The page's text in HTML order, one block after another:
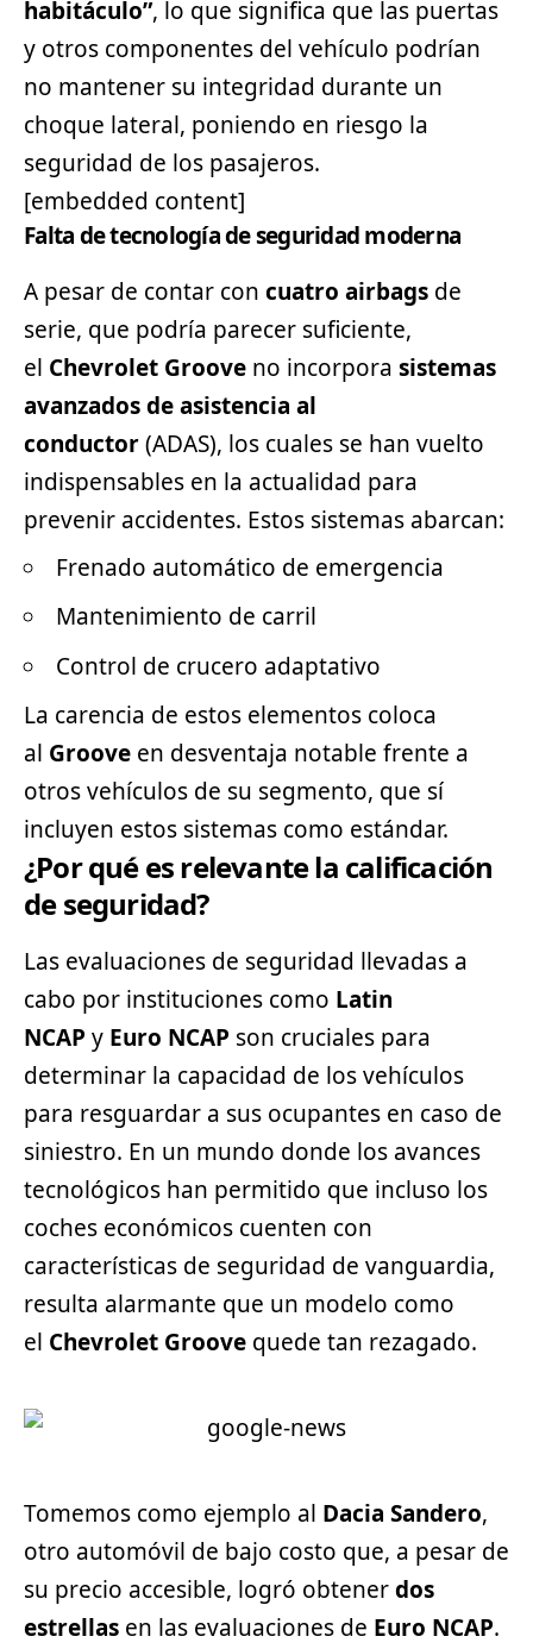
habitáculo”, lo que significa que las puertas
y otros componentes del vehículo podrían
no mantener su integridad durante un
choque lateral, poniendo en riesgo la
seguridad de los pasajeros.
[embedded content]
Falta de tecnología de seguridad moderna
A pesar de contar con cuatro airbags de
serie, que podría parecer suficiente,
el Chevrolet Groove no incorpora sistemas
avanzados de asistencia al
conductor(ADAS), los cuales se han vuelto
indispensables en la actualidad para
prevenir accidentes. Estos sistemas abarcan:
Frenado automático de emergencia
Mantenimiento de carril
Control de crucero adaptativo
La carencia de estos elementos coloca
al Groove en desventaja notable frente a
otros vehículos de su segmento, que sí
incluyen estos sistemas como estándar.
¿Por qué es relevante la calificación
de seguridad?
Las evaluaciones de seguridad llevadas a
cabo por instituciones como Latin
NCAP y Euro NCAP son cruciales para
determinar la capacidad de los vehículos
para resguardar a sus ocupantes en caso de
siniestro. En un mundo donde los avances
tecnológicos han permitido que incluso los
coches económicos cuenten con
características de seguridad de vanguardia,
resulta alarmante que un modelo como
el Chevrolet Groove quede tan rezagado.
Tomemos como ejemplo al Dacia Sandero,
otro automóvil de bajo costo que, a pesar de
su precio accesible, logró obtenerdos
estrellas en las evaluaciones de Euro NCAP.